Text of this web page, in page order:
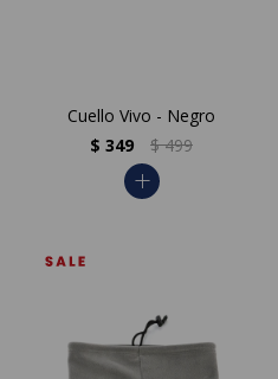
Cuello Vivo - Negro
$ 349 $ 499
add